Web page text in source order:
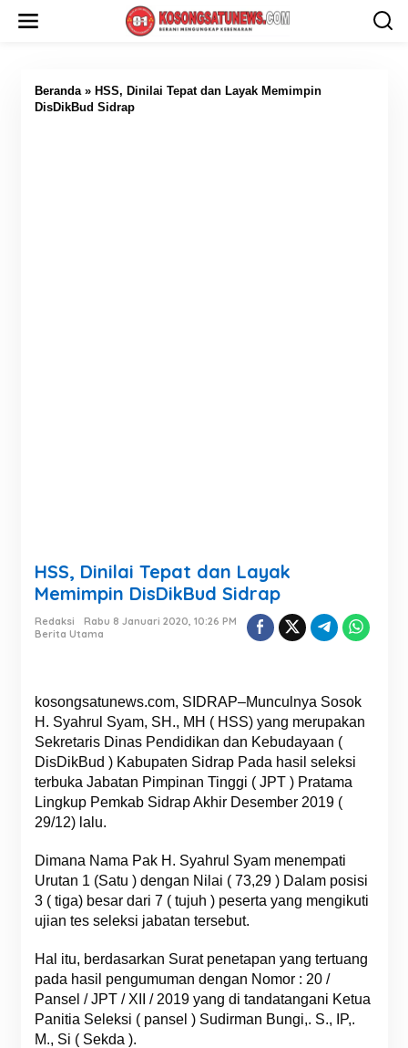
Beranda» HSS, Dinilai Tepat dan Layak Memimpin
DisDikBud Sidrap
HSS, Dinilai Tepat dan Layak
Memimpin DisDikBud Sidrap
Redaksi
Rabu 8 Januari 2020, 10:26 PM
Berita Utama
kosongsatunews.com, SIDRAP–Munculnya Sosok
H. Syahrul Syam, SH., MH ( HSS) yang merupakan
Sekretaris Dinas Pendidikan dan Kebudayaan (
DisDikBud ) Kabupaten Sidrap Pada hasil seleksi
terbuka Jabatan Pimpinan Tinggi ( JPT ) Pratama
Lingkup Pemkab Sidrap Akhir Desember 2019 (
29/12) lalu.
Dimana Nama Pak H. Syahrul Syam menempati
Urutan 1 (Satu ) dengan Nilai ( 73,29 ) Dalam posisi
3 ( tiga) besar dari 7 ( tujuh ) peserta yang mengikuti
ujian tes seleksi jabatan tersebut.
Hal itu, berdasarkan Surat penetapan yang tertuang
pada hasil pengumuman dengan Nomor : 20 /
Pansel / JPT / XII / 2019 yang di tandatangani Ketua
Panitia Seleksi ( pansel ) Sudirman Bungi,. S., IP,.
M., Si ( Sekda ).